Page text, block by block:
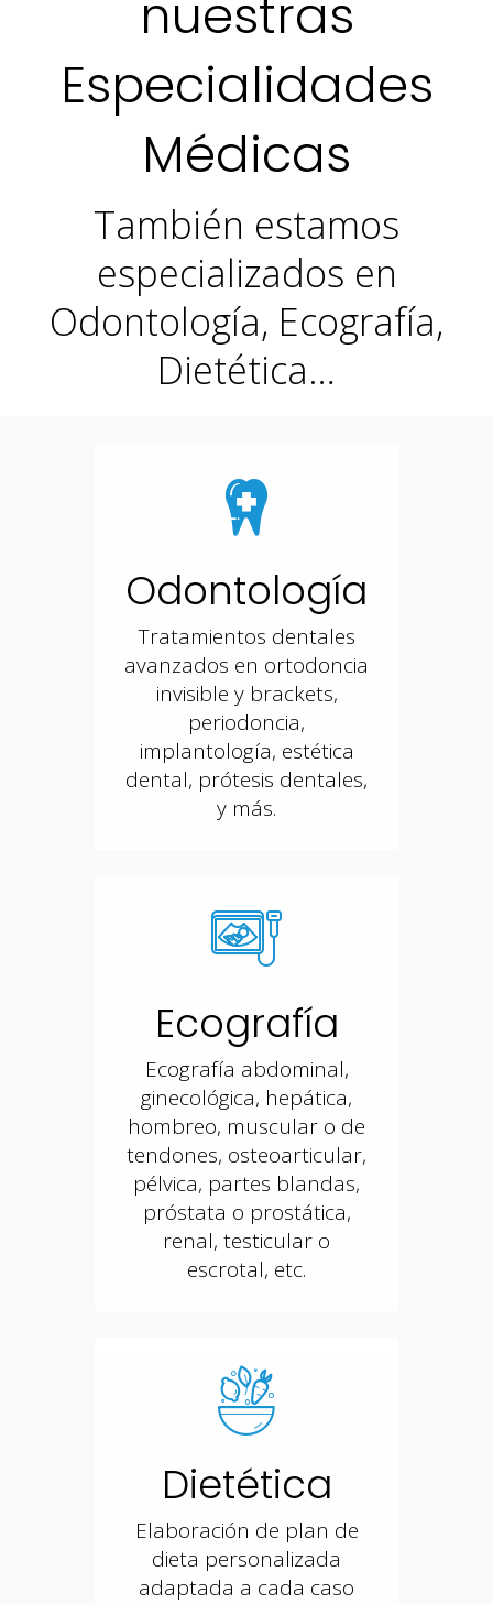
nuestras
Especialidades
Médicas
También estamos
especializados en
Odontología, Ecografía,
Dietética…
Odontología
Tratamientos dentales
avanzados en ortodoncia
invisible y brackets,
periodoncia,
implantología, estética
dental, prótesis dentales,
y más.
Ecografía
Ecografía abdominal,
ginecológica, hepática,
hombreo, muscular o de
tendones, osteoarticular,
pélvica, partes blandas,
próstata o prostática,
renal, testicular o
escrotal, etc.
Dietética
Elaboración de plan de
dieta personalizada
adaptada a cada caso